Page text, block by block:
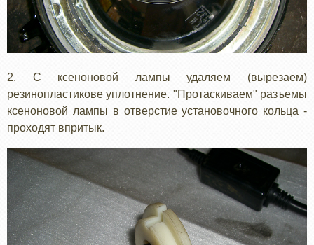
2. С ксеноновой лампы удаляем (вырезаем)
резинопластикове уплотнение. "Протаскиваем" разъемы
ксеноновой лампы в отверстие установочного кольца -
проходят впритык.